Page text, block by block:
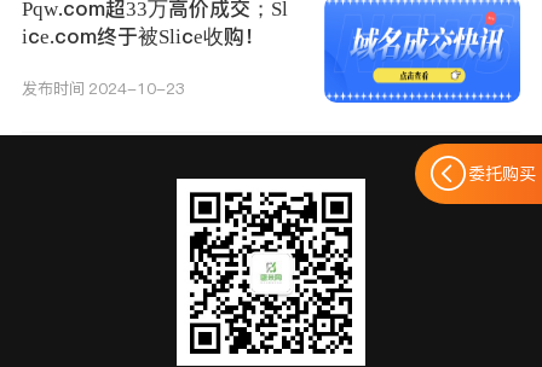
Pqw.com超33万高价成交；Sl
ice.com终于被Slice收购！
发布时间 2024-10-23
委托购买